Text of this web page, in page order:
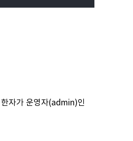
자가 운영자(admin)인